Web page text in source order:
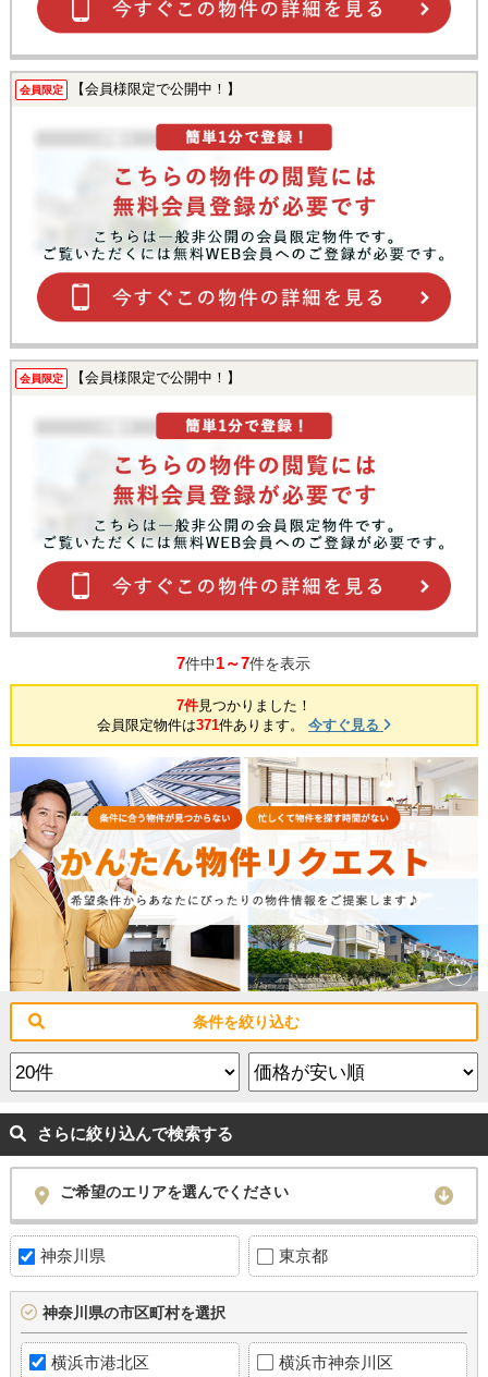
会員限定 【会員様限定で公開中！】
会員限定 【会員様限定で公開中！】
7件中1～7件を表示
7件見つかりました！
会員限定物件は371件あります。 今すぐ見る
条件を絞り込む
さらに絞り込んで検索する
ご希望のエリアを選んでください
神奈川県 東京都
神奈川県の市区町村を選択
横浜市港北区 横浜市神奈川区